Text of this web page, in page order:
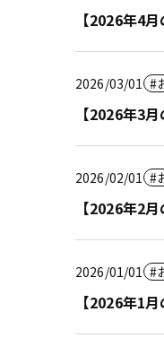
【2026年4
2026/03/01
【2026年3
2026/02/01
【2026年2
2026/01/01
【2026年1